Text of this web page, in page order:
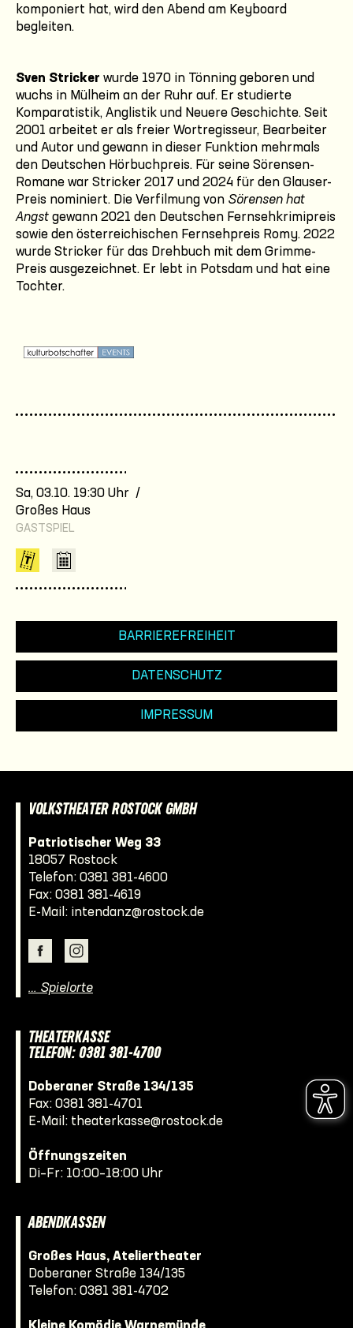
komponiert hat, wird den Abend am Keyboard
begleiten.
Sven Stricker wurde 1970 in Tönning geboren und
wuchs in Mülheim an der Ruhr auf. Er studierte
Komparatistik, Anglistik und Neuere Geschichte. Seit
2001 arbeitet er als freier Wortregisseur, Bearbeiter
und Autor und gewann in dieser Funktion mehrmals
den Deutschen Hörbuchpreis. Für seine Sörensen-
Romane war Stricker 2017 und 2024 für den Glauser-
Preis nominiert. Die Verfilmung von Sörensen hat
Angst gewann 2021 den Deutschen Fernsehkrimipreis
sowie den österreichischen Fernsehpreis Romy. 2022
wurde Stricker für das Drehbuch mit dem Grimme-
Preis ausgezeichnet. Er lebt in Potsdam und hat eine
Tochter.
Sa, 03.10. 19:30 Uhr /
Großes Haus
GASTSPIEL
BARRIEREFREIHEIT
DATENSCHUTZ
IMPRESSUM
VOLKSTHEATER ROSTOCK GMBH
Patriotischer Weg 33
18057 Rostock
Telefon: 0381 381-4600
Fax: 0381 381-4619
E-Mail: intendanz@rostock.de
… Spielorte
THEATERKASSE
TELEFON: 0381 381-4700
Doberaner Straße 134/135
Fax: 0381 381-4701
E-Mail: theaterkasse@rostock.de
Öffnungszeiten
Di–Fr: 10:00–18:00 Uhr
ABENDKASSEN
Großes Haus, Ateliertheater
Doberaner Straße 134/135
Telefon: 0381 381-4702